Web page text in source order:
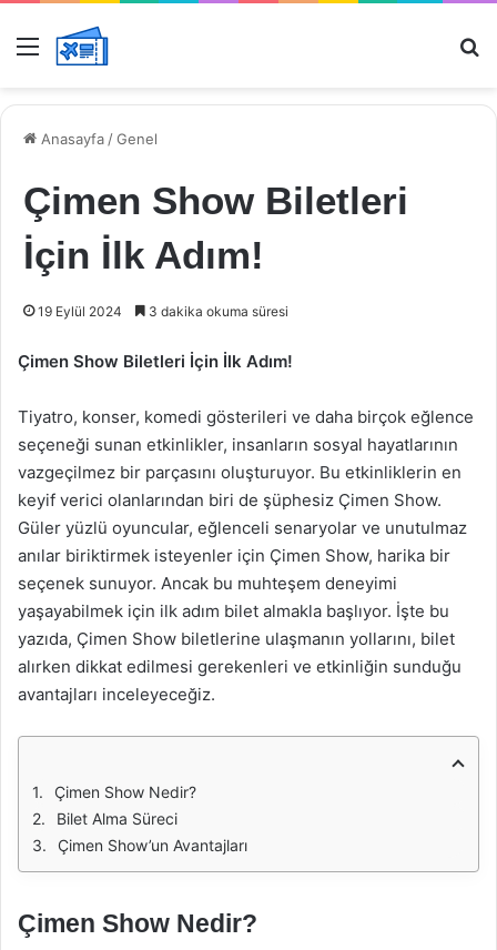
Menü
Anasayfa /Genel
Çimen Show Biletleri
İçin İlk Adım!
19 Eylül 2024 3 dakika okuma süresi
Çimen Show Biletleri İçin İlk Adım!
Tiyatro, konser, komedi gösterileri ve daha birçok eğlence
seçeneği sunan etkinlikler, insanların sosyal hayatlarının
vazgeçilmez bir parçasını oluşturuyor. Bu etkinliklerin en
keyif verici olanlarından biri de şüphesiz Çimen Show.
Güler yüzlü oyuncular, eğlenceli senaryolar ve unutulmaz
anılar biriktirmek isteyenler için Çimen Show, harika bir
seçenek sunuyor. Ancak bu muhteşem deneyimi
yaşayabilmek için ilk adım bilet almakla başlıyor. İşte bu
yazıda, Çimen Show biletlerine ulaşmanın yollarını, bilet
alırken dikkat edilmesi gerekenleri ve etkinliğin sunduğu
avantajları inceleyeceğiz.
Çimen Show Nedir?
Bilet Alma Süreci
Çimen Show’un Avantajları
Çimen Show Nedir?